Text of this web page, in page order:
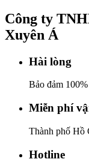
Công ty
Xuyên Á
Hài lòng
Bảo đảm 100%
Miễn phí
Thành phố Hồ
Hotline